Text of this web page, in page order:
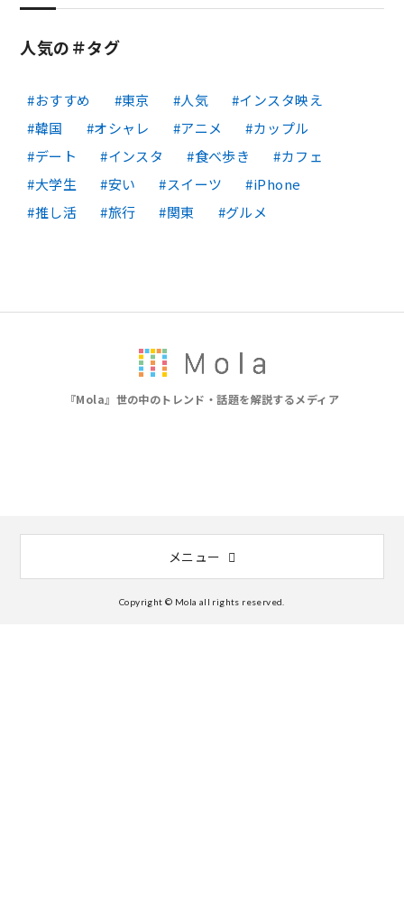
人気の＃タグ
おすすめ 東京 人気
インスタ映え
韓国
オシャレ アニメ
カップル
デート
インスタ 食べ歩き
カフェ
大学生
安い スイーツ
iPhone
推し活
旅行 関東 グルメ
『Mola』世の中のトレンド・話題を解説するメディア
メニュー
Copyright © Mola all rights reserved.